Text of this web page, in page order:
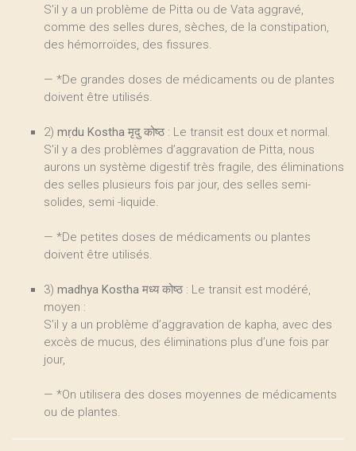
S’il y a un problème de Pitta ou de Vata aggravé,
comme des selles dures, sèches, de la constipation,
des hémorroïdes, des fissures.
— *De grandes doses de médicaments ou de plantes
doivent être utilisés.
2) mṛdu Kostha मृदु कोष्ठ : Le transit est doux et normal.
S’il y a des problèmes d’aggravation de Pitta, nous
aurons un système digestif très fragile, des éliminations
des selles plusieurs fois par jour, des selles semi-
solides, semi -liquide.
— *De petites doses de médicaments ou plantes
doivent être utilisés.
3) madhya Kostha मध्य कोष्ठ : Le transit est modéré,
moyen :
S’il y a un problème d’aggravation de kapha, avec des
excès de mucus, des éliminations plus d’une fois par
jour,
— *On utilisera des doses moyennes de médicaments
ou de plantes.